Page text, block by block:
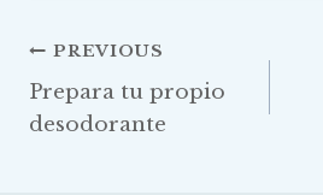
Navegación
De
PREVIOUS
Prepara tu propio
desodorante